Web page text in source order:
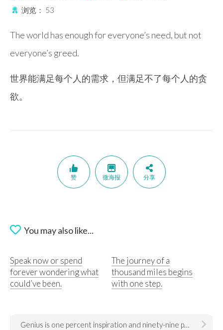
浏览： 53
The world has enough for everyone’s need, but not
everyone’s greed.
世界能满足每个人的需求，但满足不了每个人的贪
欲。
赞 微海报 分享
You may also like...
Speak now or spend
forever wondering what
could’ve been.
The journey of a
thousand miles begins
with one step.
Genius is one percent inspiration and ninety-nine percent perspiration